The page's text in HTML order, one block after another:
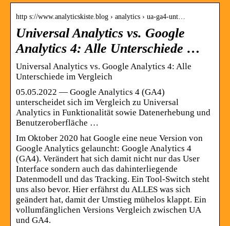
http s://www.analyticskiste.blog › analytics › ua-ga4-unt…
Universal Analytics vs. Google
Analytics 4: Alle Unterschiede …
Universal Analytics vs. Google Analytics 4: Alle
Unterschiede im Vergleich
05.05.2022 — Google Analytics 4 (GA4)
unterscheidet sich im Vergleich zu Universal
Analytics in Funktionalität sowie Datenerhebung und
Benutzeroberfläche …
Im Oktober 2020 hat Google eine neue Version von
Google Analytics gelauncht: Google Analytics 4
(GA4). Verändert hat sich damit nicht nur das User
Interface sondern auch das dahinterliegende
Datenmodell und das Tracking. Ein Tool-Switch steht
uns also bevor. Hier erfährst du ALLES was sich
geändert hat, damit der Umstieg mühelos klappt. Ein
vollumfänglichen Versions Vergleich zwischen UA
und GA4.